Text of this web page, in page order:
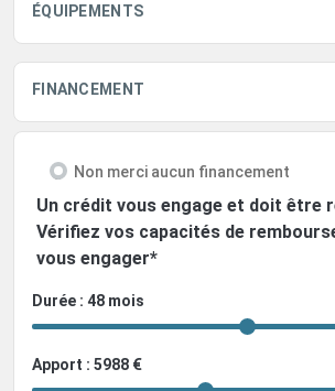
ÉQUIPEMENTS
FINANCEMENT
Non merci aucun financement
Un crédit vous engage et doit être
Vérifiez vos capacités de
vous engager*
Durée : 48 mois
Apport : 5988 €